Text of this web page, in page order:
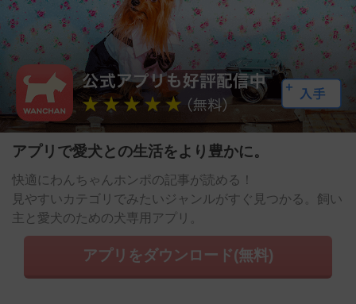
アプリで愛犬との生活をより豊かに。
快適にわんちゃんホンポの記事が読める！
見やすいカテゴリでみたいジャンルがすぐ見つかる。飼い
主と愛犬のための犬専用アプリ。
アプリをダウンロード(無料)